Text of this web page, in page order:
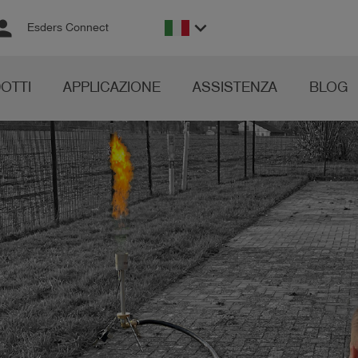
Esders Connect keyboard_arrow_down
APPLICAZIONE ASSISTENZA BLOG